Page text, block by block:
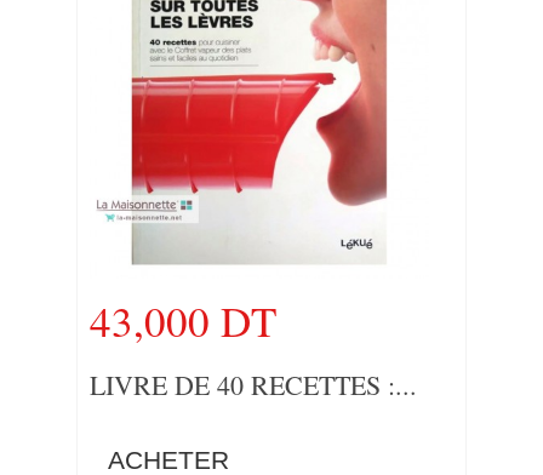
43,000 DT
LIVRE DE 40 RECETTES :...
ACHETER